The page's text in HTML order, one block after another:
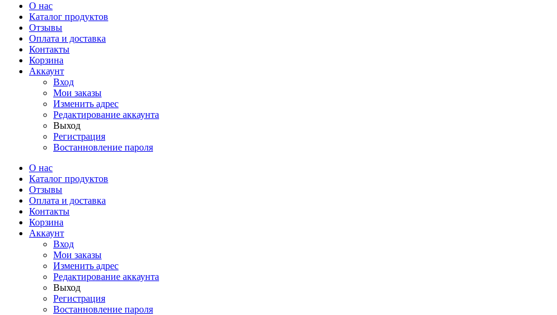
О нас
Каталог продуктов
Отзывы
Оплата и доставка
Контакты
Корзина
Аккаунт
Вход
Мои заказы
Изменить адрес
Редактирование аккаунта
Выход
Регистрация
Востанновление пароля
О нас
Каталог продуктов
Отзывы
Оплата и доставка
Контакты
Корзина
Аккаунт
Вход
Мои заказы
Изменить адрес
Редактирование аккаунта
Выход
Регистрация
Востанновление пароля